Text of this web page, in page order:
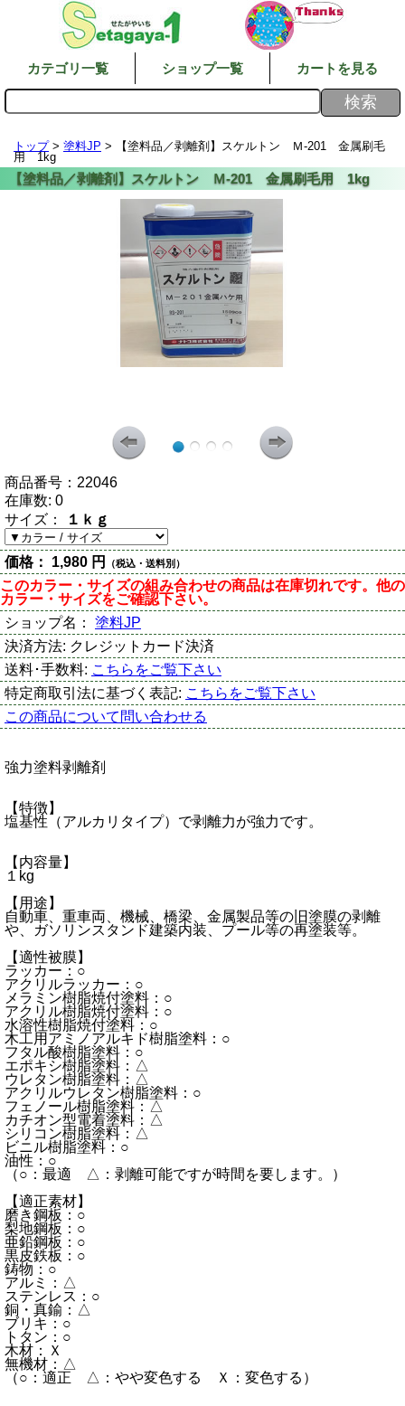
カテゴリ一覧 ショップ一覧 カートを見る
トップ> 塗料JP > 【塗料品／剥離剤】スケルトン Ｍ-201 金属刷毛
用 1kg
商品番号： 22046
在庫数: 0
サイズ： １ｋｇ
価格： 1,980 円 （税込・送料別）
このカラー・サイズの組み合わせの商品は在庫切れです。他の
カラー・サイズをご確認下さい。
ショップ名： 塗料JP
決済方法: クレジットカード決済
送料･手数料: こちらをご覧下さい
特定商取引法に基づく表記: こちらをご覧下さい
この商品について問い合わせる
強力塗料剥離剤
【特徴】
塩基性（アルカリタイプ）で剥離力が強力です。
【内容量】
１kg
【用途】
自動車、重車両、機械、橋梁、金属製品等の旧塗膜の剥離
や、ガソリンスタンド建築内装、プール等の再塗装等。
【適性被膜】
ラッカー：○
アクリルラッカー：○
メラミン樹脂焼付塗料：○
アクリル樹脂焼付塗料：○
水溶性樹脂焼付塗料：○
木工用アミノアルキド樹脂塗料：○
フタル酸樹脂塗料：○
エポキシ樹脂塗料：△
ウレタン樹脂塗料：△
アクリルウレタン樹脂塗料：○
フェノール樹脂塗料：△
カチオン型電着塗料：△
シリコン樹脂塗料：△
ビニル樹脂塗料：○
油性：○
（○：最適 △：剥離可能ですが時間を要します。）
【適正素材】
磨き鋼板：○
梨地鋼板：○
亜鉛鋼板：○
黒皮鉄板：○
鋳物：○
アルミ：△
ステンレス：○
銅・真鍮：△
ブリキ：○
トタン：○
木材：Ｘ
無機材：△
（○：適正 △：やや変色する Ｘ：変色する）